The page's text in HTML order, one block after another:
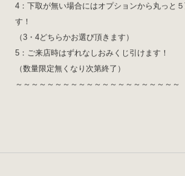
4：下取が無い場合にはオプションから丸っと
す！
（3・4どちらかお選び頂きます）
5：ご来店時はずれなしおみくじ引けます！
（数量限定無くなり次第終了）
～～～～～～～～～～～～～～～～～～～～～